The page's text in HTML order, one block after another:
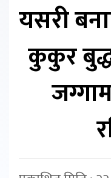
यसरी
कुकुर